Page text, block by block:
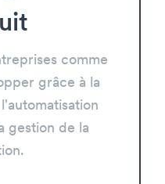
comme
grâce à la
gestion de la